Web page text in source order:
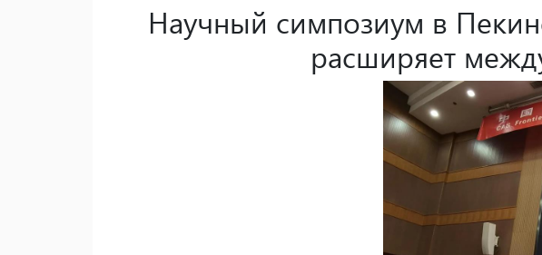
Научный симпозиум в
расширяет